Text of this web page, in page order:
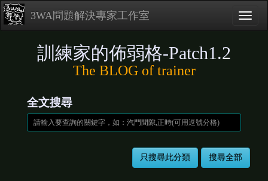
3WA問題解決專家工作室
訓練家的佈弱格-Patch1.2
The BLOG of trainer
全文搜尋